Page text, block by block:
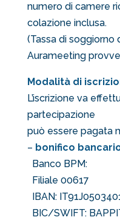
numero di camere
colazione inclusa.
(Tassa di soggiorno
Aurameeting
Modalità di
L’iscrizione va
partecipazione
può essere pagata
– bonifico
Banco BPM:
Filiale 00617
IBAN:
BIC/SWIFT: